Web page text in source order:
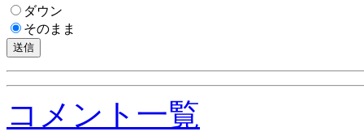
ダウン
そのまま
コメント一覧